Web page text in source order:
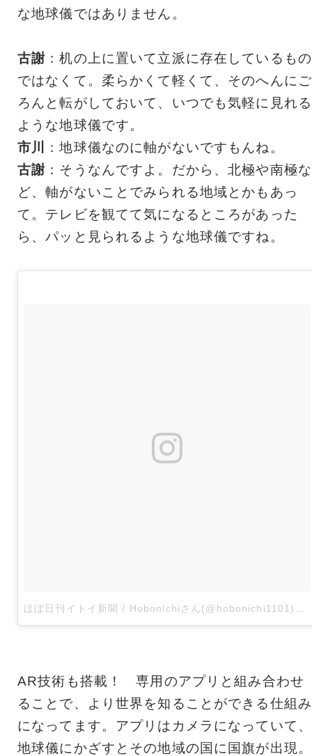
な地球儀ではありません。
古謝 ：机の上に置いて立派に存在しているもの
ではなくて。柔らかくて軽くて、そのへんにご
ろんと転がしておいて、いつでも気軽に見れる
ような地球儀です。
市川
：地球儀なのに軸がないですもんね。
古謝 ：そうなんですよ。だから、北極や南極な
ど、軸がないことでみられる地域とかもあっ
て。テレビを観てて気になるところがあった
ら、パッと見られるような地球儀ですね。
AR技術も搭載！ 専用のアプリと組み合わせ
ることで、より世界を知ることができる仕組み
になってます。アプリはカメラになっていて、
地球儀にかざすとその地域の国に国旗が出現。